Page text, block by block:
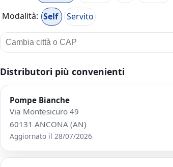
Modalità: Self Servito
Distributori più convenienti
Pompe Bianche
Via Montesicuro 49
60131 ANCONA (AN)
Aggiornato il 28/07/2026